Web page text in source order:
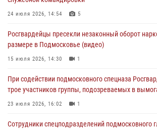
04 августа 2026, 12:15
(видео)
03 августа 2026, 15:32 1
«семейным подрядом» в Подмосковье (видео)
03 августа 2026, 15:08
24 июля 2026, 14:54 5
Росгвардейцы пресекли незаконный оборот
размере в Подмосковье (видео)
15 июля 2026, 14:30 1
При содействии подмосковного спецназа
трое участников группы, подозреваемых в
23 июля 2026, 16:02 1
Сотрудники спецподразделений подмосковного